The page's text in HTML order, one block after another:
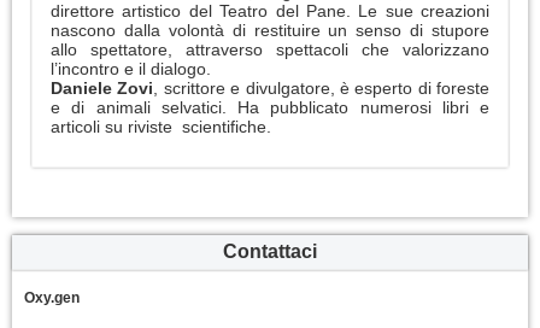
direttore artistico del Teatro del Pane. Le sue creazioni
nascono dalla volontà di restituire un senso di stupore
allo spettatore, attraverso spettacoli che valorizzano
l’incontro e il dialogo.
Daniele Zovi , scrittore e divulgatore, è esperto di foreste
e di animali selvatici. Ha pubblicato numerosi libri e
articoli su riviste scientifiche.
Contattaci
Oxy.gen